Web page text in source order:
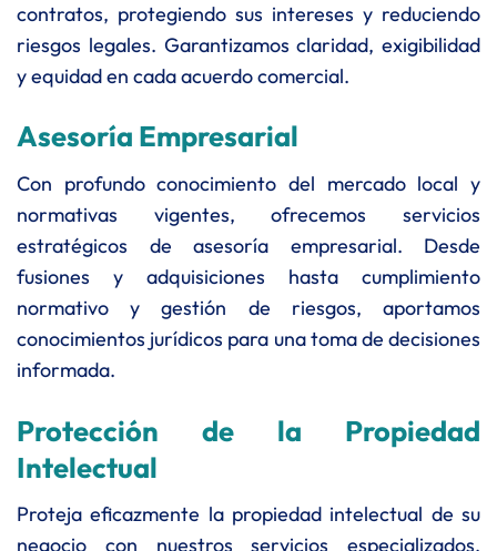
contratos, protegiendo sus intereses y reduciendo
riesgos legales. Garantizamos claridad, exigibilidad
y equidad en cada acuerdo comercial.
Asesoría Empresarial
Con profundo conocimiento del mercado local y
normativas vigentes, ofrecemos servicios
estratégicos de asesoría empresarial. Desde
fusiones y adquisiciones hasta cumplimiento
normativo y gestión de riesgos, aportamos
conocimientos jurídicos para una toma de decisiones
informada.
Protección de la Propiedad
Intelectual
Proteja eficazmente la propiedad intelectual de su
negocio con nuestros servicios especializados.